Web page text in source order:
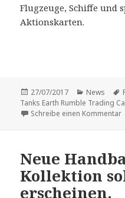
Flugzeuge, Schiffe und
Aktionskarten.
Veröffentlicht
am
27/07/2017 Kategorien
News
Tanks Earth Rumble Trading
Schreibe einen Kommentar
Neue
Kollektion
erscheinen.